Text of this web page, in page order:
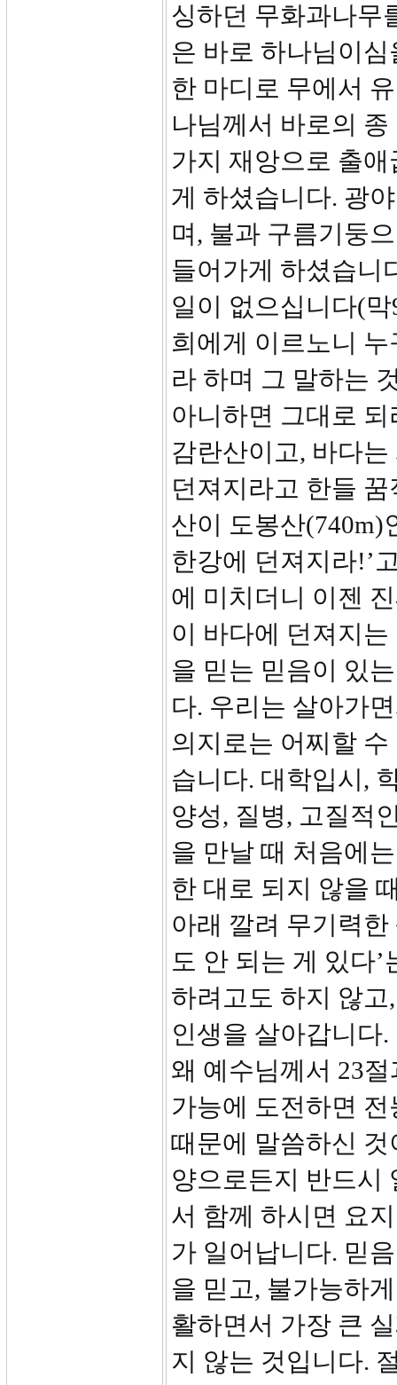
싱하던 무화과나무
은 바로 하나님이
한 마디로 무에서
나님께서 바로의
가지 재앙으로 출
게 하셨습니다. 광
며, 불과 구름기둥
들어가게 하셨습니
일이 없으십니다(
희에게 이르노니
라 하며 그 말하는
아니하면 그대로
감란산이고, 바다
던져지라고 한들
산이 도봉산(740m)
한강에 던져지라!’
에 미치더니 이젠
이 바다에 던져지
을 믿는 믿음이 있
다. 우리는 살아가
의지로는 어찌할
습니다. 대학입시,
양성, 질병, 고질적
을 만날 때 처음에
한 대로 되지 않을
아래 깔려 무기력
도 안 되는 게 있다
하려고도 하지 않
인생을 살아갑니다
왜 예수님께서 23
가능에 도전하면
때문에 말씀하신
양으로든지 반드시
서 함께 하시면 요
가 일어납니다. 믿
을 믿고, 불가능하
활하면서 가장 큰
지 않는 것입니다.